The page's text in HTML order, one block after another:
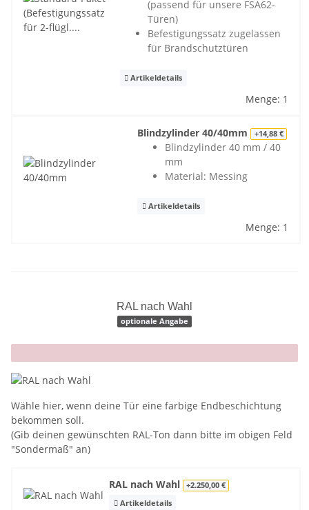
(passend für unsere FSA62-
Türen)
Befestigungssatz zugelassen
für Brandschutztüren
Artikeldetails
Menge: 1
Blindzylinder 40/40mm +14,88 €
Blindzylinder 40 mm / 40
mm
Material: Messing
Artikeldetails
Menge: 1
RAL nach Wahl
optionale Angabe
x
Wähle hier, wenn deine Tür eine farbige Endbeschichtung
bekommen soll.
(Gib deinen gewünschten RAL-Ton dann bitte im obigen Feld
"Sondermaß" an)
RAL nach Wahl
+2.250,00 €
Artikeldetails